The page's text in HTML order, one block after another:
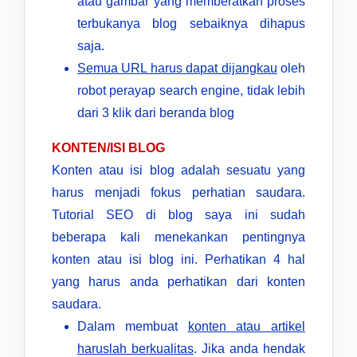
terbukanya blog sebaiknya dihapus
saja.
Semua URL harus dapat dijangkau oleh
robot perayap search engine, tidak lebih
dari 3 klik dari beranda blog
KONTEN/ISI BLOG
Konten atau isi blog adalah sesuatu yang
harus menjadi fokus perhatian saudara.
Tutorial SEO di blog saya ini sudah
beberapa kali menekankan pentingnya
konten atau isi blog ini. Perhatikan 4 hal
yang harus anda perhatikan dari konten
saudara.
Dalam membuat
konten atau artikel
haruslah berkualitas. Jika anda hendak